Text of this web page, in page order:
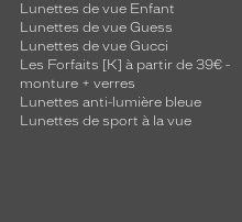
Lunettes de vue Enfant
Lunettes de vue Guess
Lunettes de vue Gucci
Les Forfaits [K] à partir de 39€ -
monture + verres
Lunettes anti-lumière bleue
Lunettes de sport à la vue